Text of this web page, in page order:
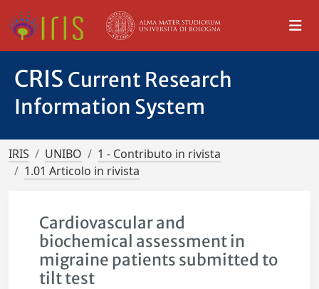
CRIS Current Research
Information System
IRIS UNIBO
1 - Contributo in rivista
1.01 Articolo in rivista
Cardiovascular and
biochemical assessment in
migraine patients submitted to
tilt test